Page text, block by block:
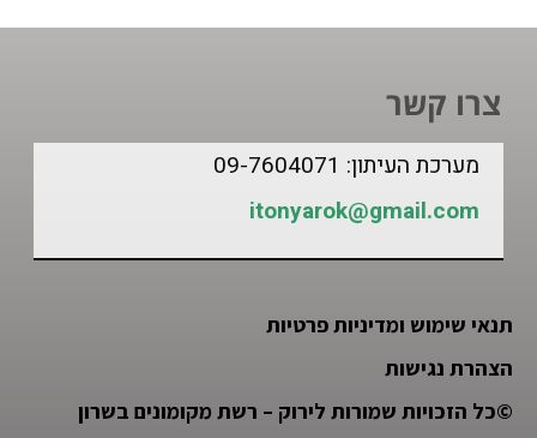
צרו קשר
מערכת העיתון: 09-7604071
itonyarok@gmail.com
תנאי שימוש ומדיניות פרטיות
הצהרת נגישות
©כל הזכויות שמורות לירוק – רשת מקומונים בשרון